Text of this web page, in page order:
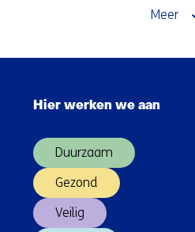
Meer
Hier werken we aan
Duurzaam
Gezond
Veilig